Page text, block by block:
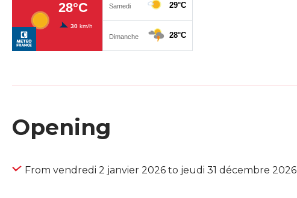
Opening
From vendredi 2 janvier 2026 to jeudi 31 décembre 2026